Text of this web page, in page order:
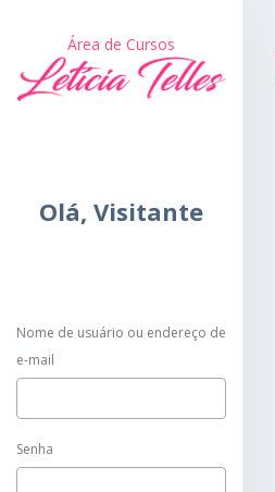
Área de Cursos
Olá, Visitante
Nome de usuário ou endereço de
e-mail
Senha